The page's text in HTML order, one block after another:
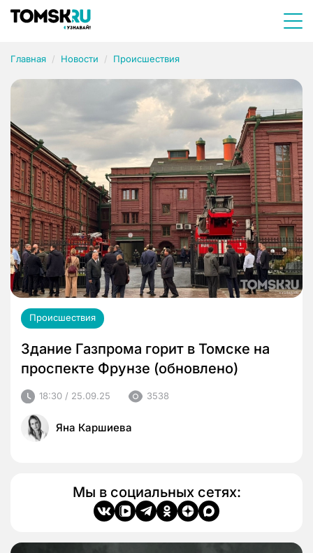
Главная Новости Происшествия
Происшествия
Здание Газпрома горит в Томске на
проспекте Фрунзе (обновлено)
18:30 / 25.09.25 3538
Яна Каршиева
Мы в социальных сетях: